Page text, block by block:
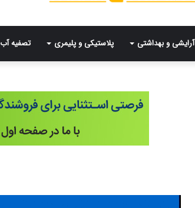
آرایشی و بهداشتی پلاستیکی و پلیمری تصفیه آب